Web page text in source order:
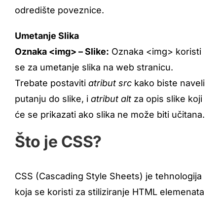
odredište poveznice.
Umetanje Slika
Oznaka <img> – Slike: Oznaka <img> koristi
se za umetanje slika na web stranicu.
Trebate postaviti atribut src kako biste naveli
putanju do slike, i atribut alt za opis slike koji
će se prikazati ako slika ne može biti učitana.
Što je CSS?
CSS (Cascading Style Sheets) je tehnologija
koja se koristi za stiliziranje HTML elemenata